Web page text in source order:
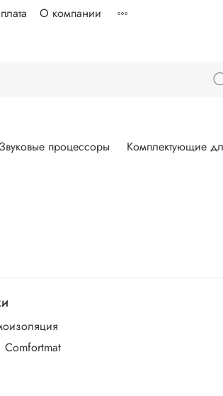
О компании
Звуковые процессоры Комплектующие
Comfortmat